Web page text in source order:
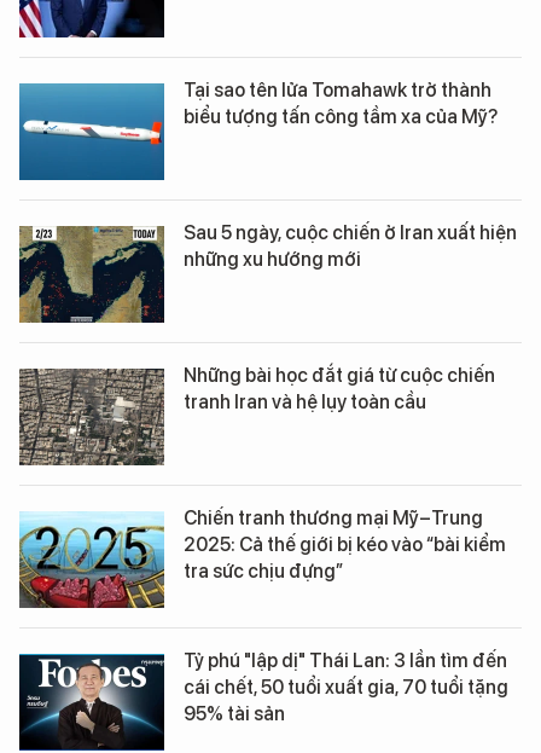
Tại sao tên lửa Tomahawk trở thành
biểu tượng tấn công tầm xa của Mỹ?
Sau 5 ngày, cuộc chiến ở Iran xuất hiện
những xu hướng mới
Những bài học đắt giá từ cuộc chiến
tranh Iran và hệ lụy toàn cầu
Chiến tranh thương mại Mỹ–Trung
2025: Cả thế giới bị kéo vào “bài kiểm
tra sức chịu đựng”
Tỷ phú "lập dị" Thái Lan: 3 lần tìm đến
cái chết, 50 tuổi xuất gia, 70 tuổi tặng
95% tài sản